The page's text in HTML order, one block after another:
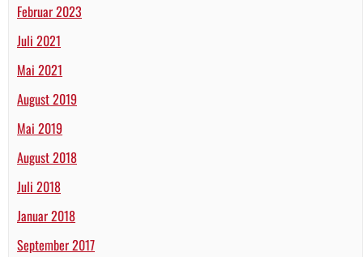
Februar 2023
Juli 2021
Mai 2021
August 2019
Mai 2019
August 2018
Juli 2018
Januar 2018
September 2017